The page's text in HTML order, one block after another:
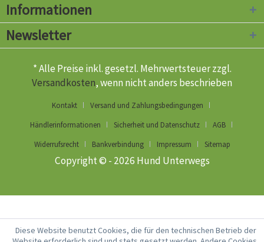
Informationen
Newsletter
* Alle Preise inkl. gesetzl. Mehrwertsteuer zzgl.
Versandkosten, wenn nicht anders beschrieben
Kontakt
Versand und Zahlungsbedingungen
Händlerinformationen
Sicherheit und Datenschutz
AGB
Widerrufsrecht
Bankverbindung Impressum Sitemap
Copyright © - 2026 Hund Unterwegs
Diese Website benutzt Cookies, die für den technischen Betrieb der